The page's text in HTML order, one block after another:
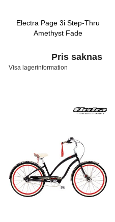
Electra Page 3i Step-Thru
Amethyst Fade
Pris saknas
Visa lagerinformation